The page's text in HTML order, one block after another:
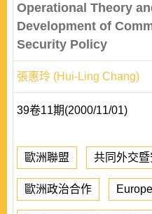
Operational Theory
Development of
Security Policy
張惠玲 (Hui-Ling Chang)
39卷11期(2000/11/01)
歐洲聯盟 共同外交
歐洲政治合作